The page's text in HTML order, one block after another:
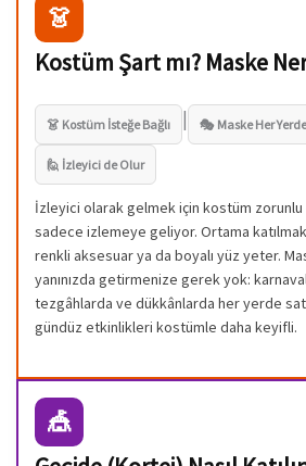
👗
Kostüm Şart mı? Maske
👗 Kostüm İsteğe Bağlı | 🎭 Maske Her
🙋 İzleyici de Olur
İzleyici olarak gelmek için kostüm
sadece izlemeye geliyor. Ortama
renkli aksesuar ya da boyalı yüz yeter.
yanınızda getirmenize gerek yok:
tezgâhlarda ve dükkânlarda her yerde
gündüz etkinlikleri kostümle daha keyifli.
🎪